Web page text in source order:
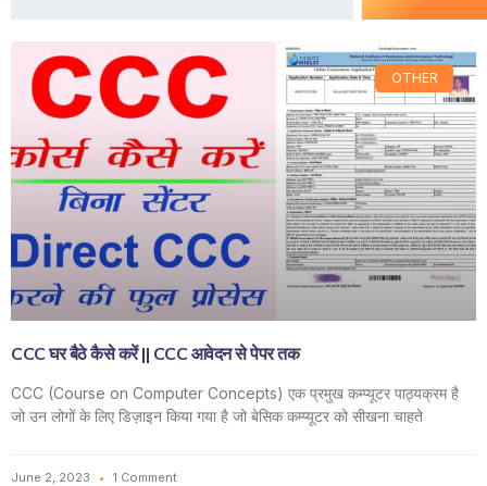
OTHER
CCC घर बैठे कैसे करें || CCC आवेदन से पेपर तक
CCC (Course on Computer Concepts) एक प्रमुख कम्प्यूटर पाठ्यक्रम है
जो उन लोगों के लिए डिज़ाइन किया गया है जो बेसिक कम्प्यूटर को सीखना चाहते
June 2, 2023 1 Comment